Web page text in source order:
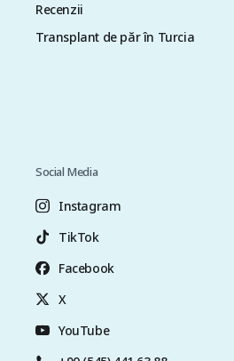
Recenzii
Transplant de păr în Turcia
Social Media
Instagram
TikTok
Facebook
X
YouTube